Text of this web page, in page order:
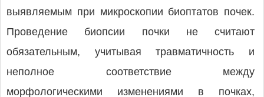
выявляемым при микроскопии биоптатов почек.
Проведение биопсии почки не считают
обязательным, учитывая травматичность и
неполное соответствие между
морфологическими изменениями в почках,